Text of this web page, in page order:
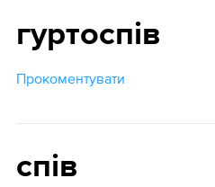
гуртоспів
Прокоментувати
спів